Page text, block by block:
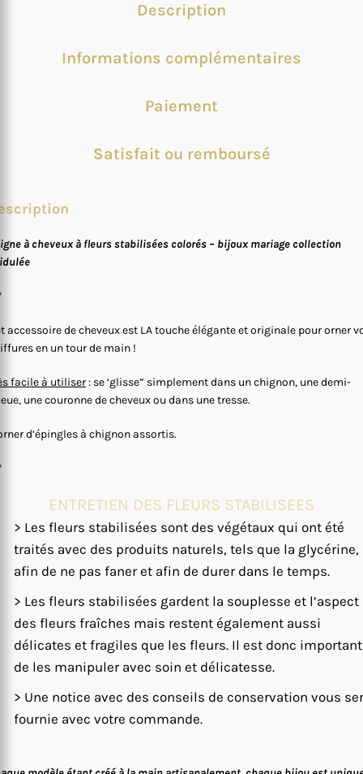
Description
Informations complémentaires
Paiement
Satisfait ou remboursé
à cheveux à fleurs stabilisées colorés – bijoux mariage collection
accessoire de cheveux est LA touche élégante et originale pour orner
en un tour de main !
facile à utiliser: se ‘glisse” simplement dans un chignon, une demi-
une couronne de cheveux ou dans une tresse.
d’épingles à chignon assortis.
ENTRETIEN DES FLEURS STABILISEES
> Les fleurs stabilisées sont des végétaux qui ont été
traités avec des produits naturels, tels que la glycérine,
afin de ne pas faner et afin de durer dans le temps.
> Les fleurs stabilisées gardent la souplesse et l’aspect
des fleurs fraîches mais restent également aussi
délicates et fragiles que les fleurs. Il est donc important
de les manipuler avec soin et délicatesse.
> Une notice avec des conseils de conservation vous
fournie avec votre commande.